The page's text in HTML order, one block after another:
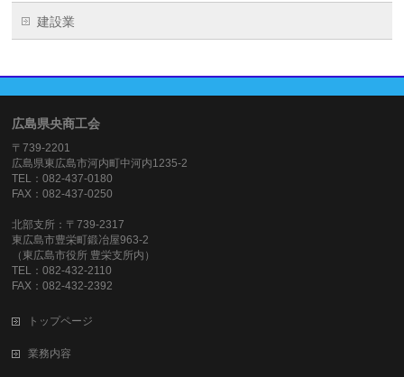
建設業
広島県央商工会
〒739-2201
広島県東広島市河内町中河内1235-2
TEL：082-437-0180
FAX：082-437-0250
北部支所：〒739-2317
東広島市豊栄町鍛冶屋963-2
（東広島市役所 豊栄支所内）
TEL：082-432-2110
FAX：082-432-2392
トップページ
業務内容